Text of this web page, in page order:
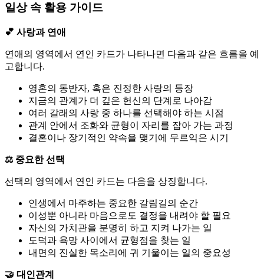
일상 속 활용 가이드
💕 사랑과 연애
연애의 영역에서 연인 카드가 나타나면 다음과 같은 흐름을 예
고합니다.
영혼의 동반자, 혹은 진정한 사랑의 등장
지금의 관계가 더 깊은 헌신의 단계로 나아감
여러 갈래의 사랑 중 하나를 선택해야 하는 시점
관계 안에서 조화와 균형이 자리를 잡아 가는 과정
결혼이나 장기적인 약속을 맺기에 무르익은 시기
⚖️ 중요한 선택
선택의 영역에서 연인 카드는 다음을 상징합니다.
인생에서 마주하는 중요한 갈림길의 순간
이성뿐 아니라 마음으로도 결정을 내려야 할 필요
자신의 가치관을 분명히 하고 지켜 나가는 일
도덕과 욕망 사이에서 균형점을 찾는 일
내면의 진실한 목소리에 귀 기울이는 일의 중요성
🤝 대인관계